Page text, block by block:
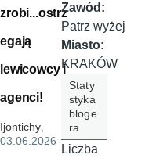
zrobi...ostrz
egają
lewicowcy i
agenci!
Ijontichy,
03.06.2026
Zawód:
Patrz wyżej
Miasto:
KRAKÓW
Staty
styka
bloge
ra
Liczba